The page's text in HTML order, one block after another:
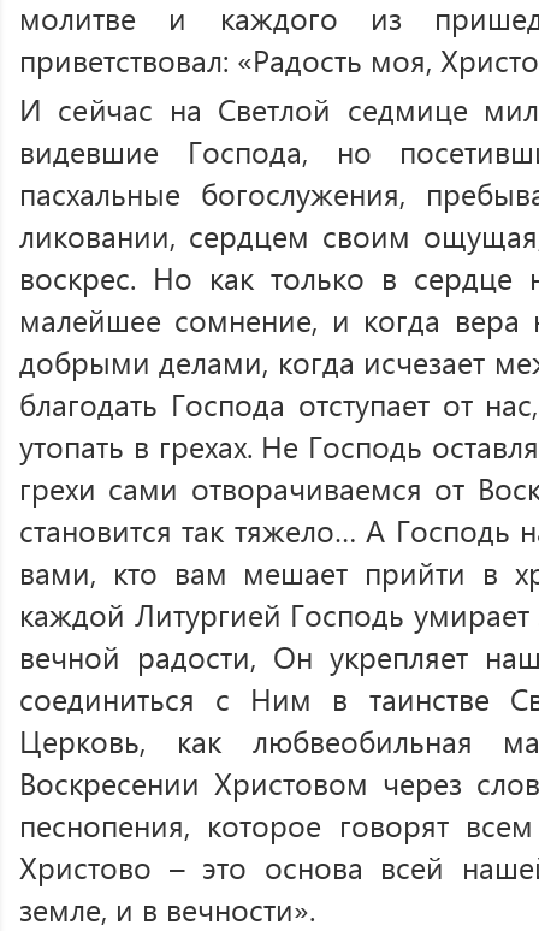
молитве и каждого из
приветствовал: «Радость моя,
И сейчас на Светлой седмице
видевшие Господа, но
пасхальные богослужения,
ликовании, сердцем своим
воскрес. Но как только в сердце
малейшее сомнение, и когда вера
добрыми делами, когда исчезает
благодать Господа отступает от
утопать в грехах. Не Господь
грехи сами отворачиваемся от
становится так тяжело… А Господь
вами, кто вам мешает прийти в
каждой Литургией Господь умирает
вечной радости, Он укрепляет
соединиться с Ним в таинстве
Церковь, как любвеобильная
Воскресении Христовом через
песнопения, которое говорят
Христово – это основа всей
земле, и в вечности».